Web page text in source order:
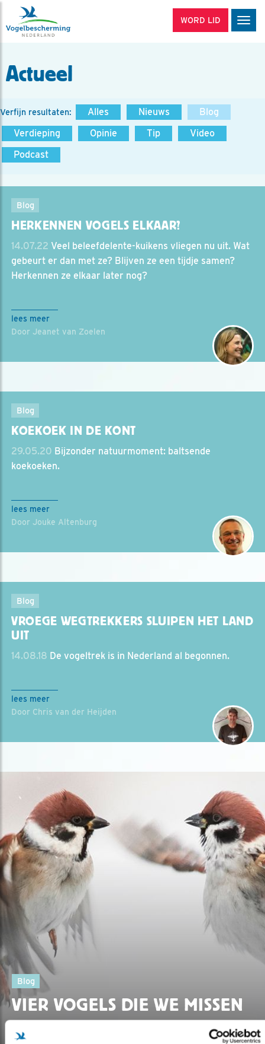
WORD LID
Actueel
Verfijn resultaten: Alles Nieuws
Blog
Verdieping
Opinie Tip
Video
Podcast
Blog
HERKENNEN VOGELS ELKAAR?
14.07.22 Veel beleefdelente-kuikens vliegen nu uit. Wat
gebeurt er dan met ze? Blijven ze een tijdje samen?
Herkennen ze elkaar later nog?
lees meer
Door Jeanet van Zoelen
Blog
KOEKOEK IN DE KONT
29.05.20 Bijzonder natuurmoment: baltsende
koekoeken.
lees meer
Door Jouke Altenburg
Blog
VROEGE WEGTREKKERS SLUIPEN HET LAND
UIT
14.08.18 De vogeltrek is in Nederland al begonnen.
lees meer
Door Chris van der Heijden
Blog
VIER VOGELS DIE WE MISSEN